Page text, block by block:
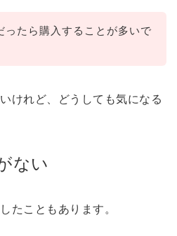
ったら購入することが多いで
けれど、どうしても気になる
ない
たこともあります。